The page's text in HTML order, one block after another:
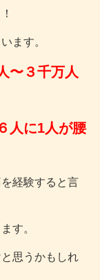
ます。
〜３千万人
人に1人が腰
経験すると言
す。
思うかもしれ